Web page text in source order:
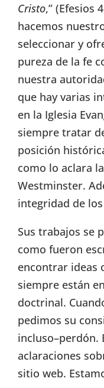
Cristo,” (Efesios
hacemos
seleccionar y
pureza de la fe
nuestra
que hay varias
en la Iglesia
siempre tratar
posición
como lo aclara
Westminster.
integridad de
Sus trabajos se
como fueron
encontrar ideas
siempre están
doctrinal.
pedimos su
incluso–perdón.
aclaraciones
sitio web.